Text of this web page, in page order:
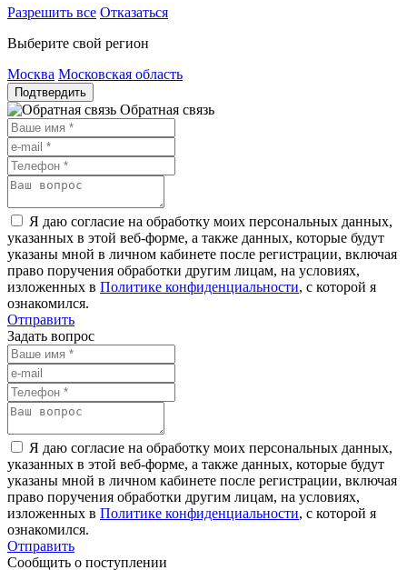
Разрешить все Отказаться
Выберите свой регион
Москва Московская область
Подтвердить
Обратная связь
Я даю согласие на обработку моих персональных данных,
указанных в этой веб-форме, а также данных, которые будут
указаны мной в личном кабинете после регистрации, включая
право поручения обработки другим лицам, на условиях,
изложенных в Политике конфиденциальности, с которой я
ознакомился.
Отправить
Задать вопрос
Я даю согласие на обработку моих персональных данных,
указанных в этой веб-форме, а также данных, которые будут
указаны мной в личном кабинете после регистрации, включая
право поручения обработки другим лицам, на условиях,
изложенных в Политике конфиденциальности, с которой я
ознакомился.
Отправить
Сообщить о поступлении